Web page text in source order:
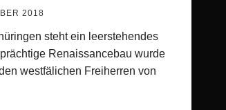
2018
steht ein leerstehendes
Renaissancebau wurde
westfälichen Freiherren von